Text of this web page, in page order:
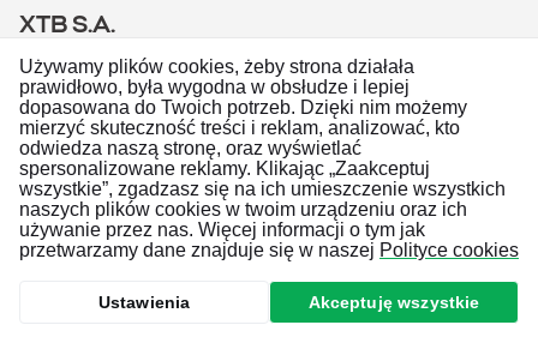
Używamy plików cookies, żeby strona działała
prawidłowo, była wygodna w obsłudze i lepiej
dopasowana do Twoich potrzeb. Dzięki nim możemy
mierzyć skuteczność treści i reklam, analizować, kto
odwiedza naszą stronę, oraz wyświetlać
spersonalizowane reklamy. Klikając „Zaakceptuj
wszystkie”, zgadzasz się na ich umieszczenie wszystkich
naszych plików cookies w twoim urządzeniu oraz ich
używanie przez nas. Więcej informacji o tym jak
przetwarzamy dane znajduje się w naszej Polityce cookies
Ustawienia Akceptuję wszystkie
XTB S.A.
Copyright © 2026
Wszystkie prawa zastrzeżone
Idź do profilu naTwitter
Idź do profilu na YouTube
Idź do profilu na LinkedIn
Idź do profilu naFacebook
Skontaktuj się z nami
Polityka Prywatności
Relacje inwestorskie